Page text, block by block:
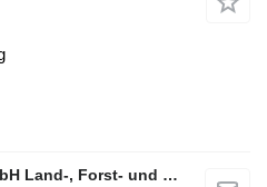
Seippel Landmaschinen GmbH Land-, Forst- und Gartentechnik